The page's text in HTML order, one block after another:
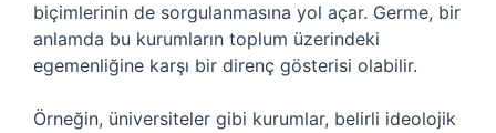
biçimlerinin de sorgulanmasına yol açar. Germe, bir
anlamda bu kurumların toplum üzerindeki
egemenliğine karşı bir direnç gösterisi olabilir.
Örneğin, üniversiteler gibi kurumlar, belirli ideolojik